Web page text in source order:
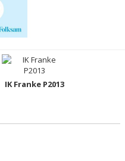
IK Franke P2013